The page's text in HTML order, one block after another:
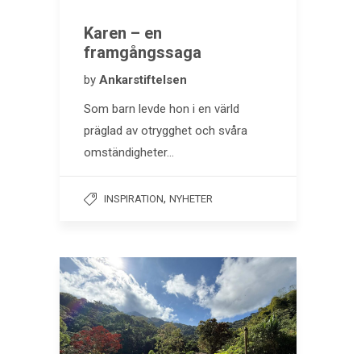
Karen ­– en
framgångssaga
by Ankarstiftelsen
Som barn levde hon i en värld
präglad av otrygghet och svåra
omständigheter…
INSPIRATION, NYHETER